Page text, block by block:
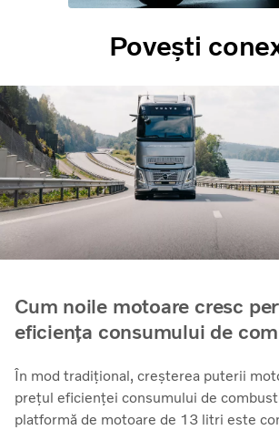
Povești
Cum noile motoare cresc
eficiența consumului de
În mod tradițional, creșterea puterii
prețul eficienței consumului de
platformă de motoare de 13 litri este